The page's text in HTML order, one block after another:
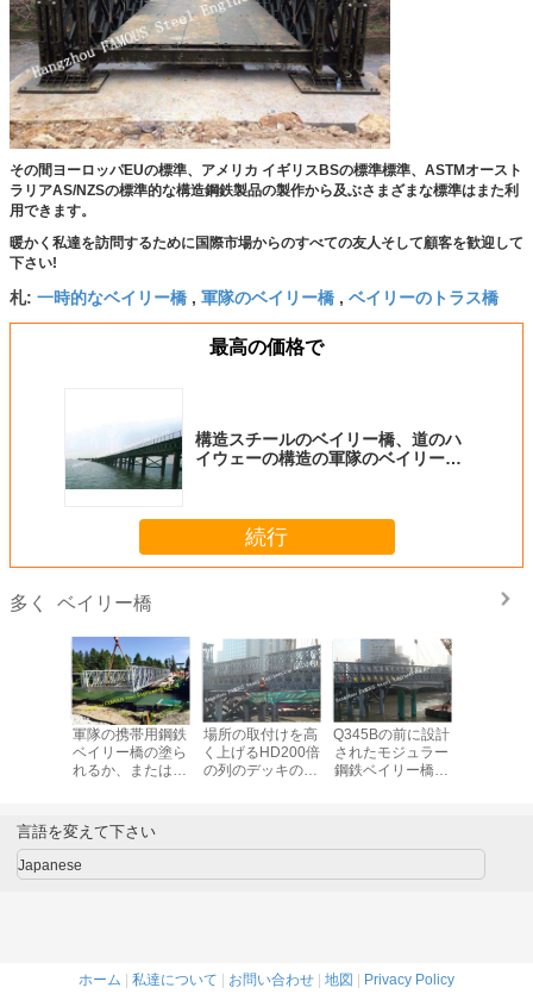
その間ヨーロッパEUの標準、アメリカ イギリスBSの標準標準、ASTMオースト
ラリアAS/NZSの標準的な構造鋼鉄製品の製作から及ぶさまざまな標準はまた利
用できます。
暖かく私達を訪問するために国際市場からのすべての友人そして顧客を歓迎して
下さい!
札: 一時的なベイリー橋 , 軍隊のベイリー橋 , ベイリーのトラス橋
最高の価格で
構造スチールのベイリー橋、道のハ
イウェーの構造の軍隊のベイリー橋
続行
多く ベイリー橋
軍隊の携帯用鋼鉄
ベイリー橋の塗ら
れるか、または熱
軸受け
場所の取付けを高
く上げるHD200倍
の列のデッキのタ
Q345Bの前に設計
されたモジュラー
鋼鉄ベイリー橋重
言語を変えて下さい
Japanese
ホーム 私達について お問い合わせ 地図 Privacy Policy